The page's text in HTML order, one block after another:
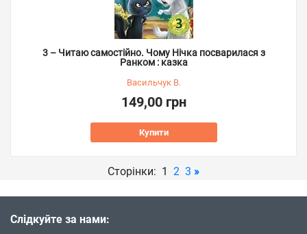
3 – Читаю самостійно. Чому Нічка посварилася з
Ранком : казка
Васильчук В.
149,00 грн
Купити
Сторінки: 1 2 3 »
Слідкуйте за нами: